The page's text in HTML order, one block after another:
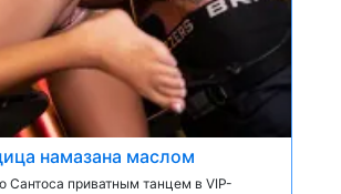
намазана маслом
приватным танцем в VIP-